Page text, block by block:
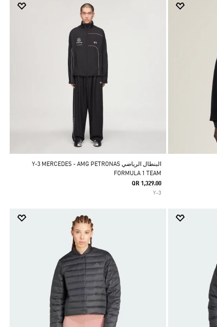
البنطال الرياضي Y-3 MERCEDES - AMG PETRONAS
FORMULA 1 TEAM
QR 1,329.00
Y-3